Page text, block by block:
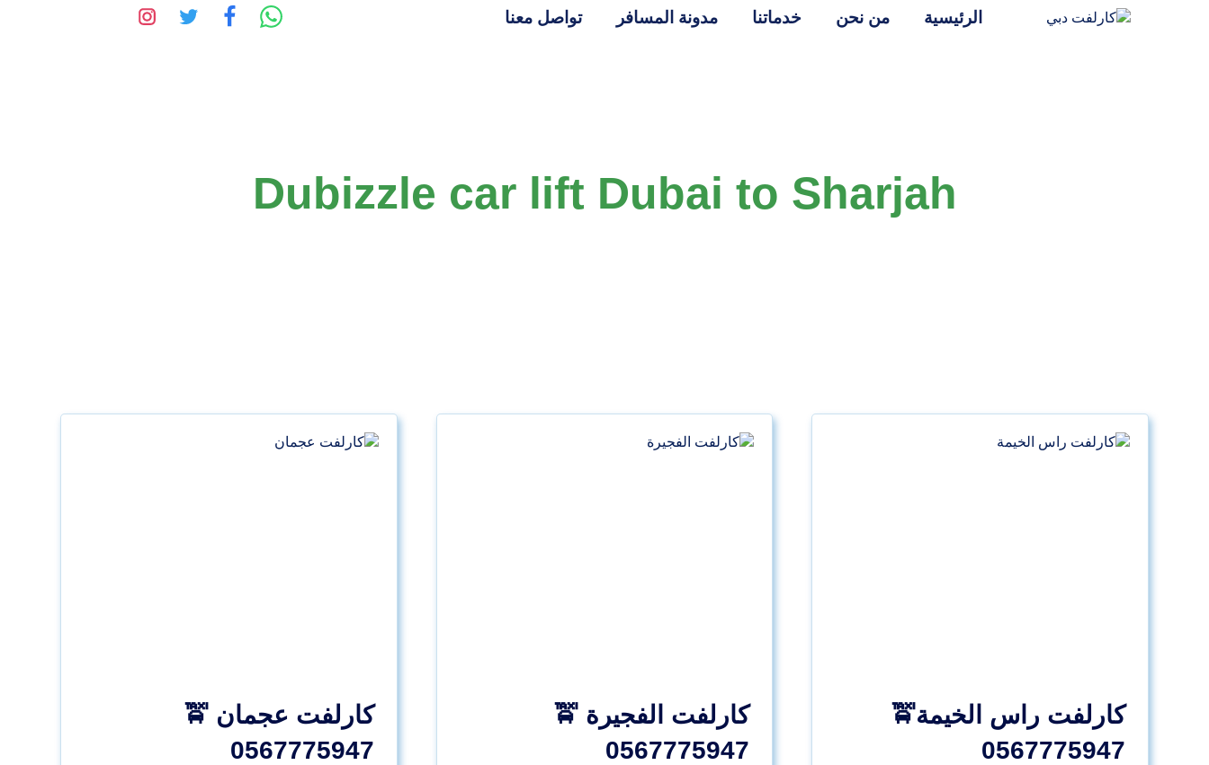
الرئيسية من نحن خدماتنا مدونة المسافر تواصل معنا
Dubizzle car lift Dubai to Sharjah
كارلفت راس الخيمة🚖
0567775947
كارلفت الفجيرة 🚖
0567775947
كارلفت عجمان 🚖
0567775947